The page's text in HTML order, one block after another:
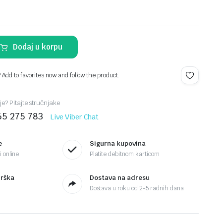
Dodaj u korpu
to favorites now and follow the product.
Pitajte stručnjake
275 783 Live Viber Chat
online
Sigurna kupovina
Platite debitnom karticom
Dostava na adresu
Dostava u roku od 2-5 radnih dana